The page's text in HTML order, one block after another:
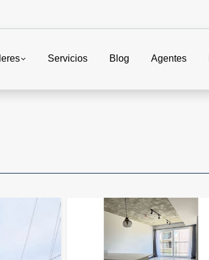
Servicios Blog Agentes